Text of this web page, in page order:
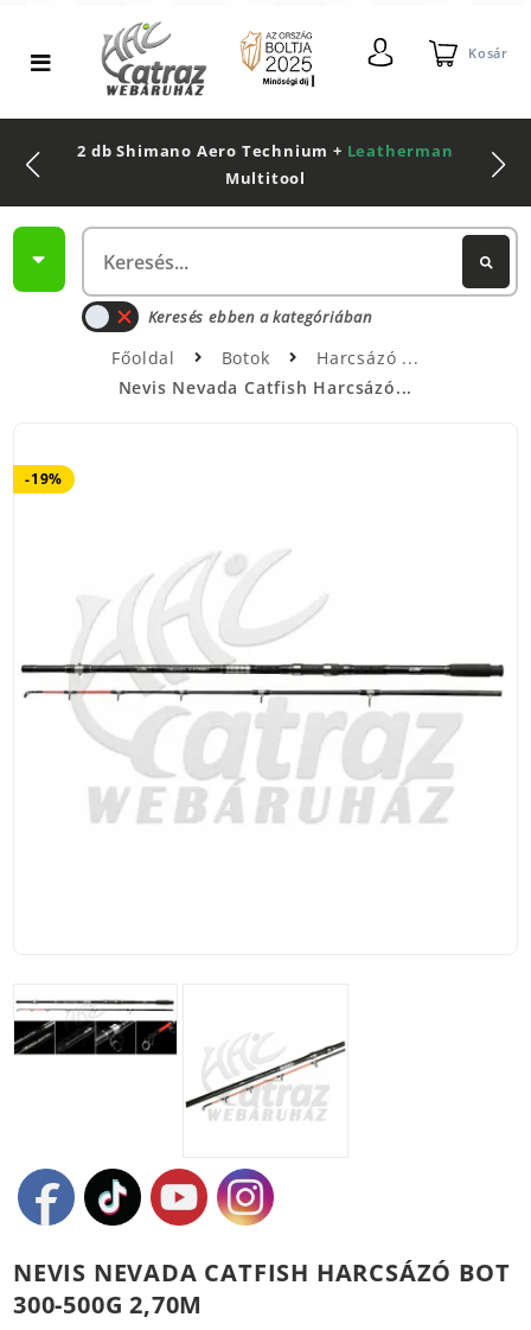
Kosár
2 db Shimano Aero Technium + Leatherman
Multitool
Keresés ebben a kategóriában
Főoldal Botok
Harcsázó
Nevis Nevada Catfish Harcsázó...
-19%
NEVIS NEVADA CATFISH HARCSÁZÓ BOT
300-500G 2,70M